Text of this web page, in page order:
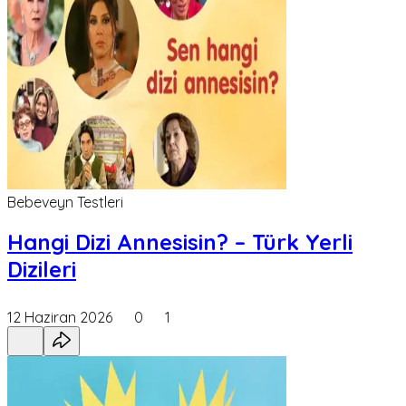
Bebeveyn Testleri
Hangi Dizi Annesisin? – Türk Yerli
Dizileri
12 Haziran 2026 0 1